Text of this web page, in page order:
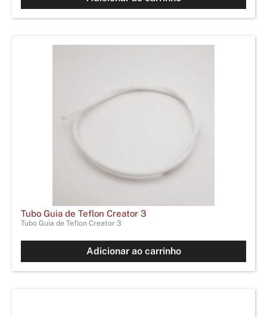
Tubo Guia de Teflon Creator 3
Tubo Guia de Teflon Creator 3
Adicionar ao carrinho